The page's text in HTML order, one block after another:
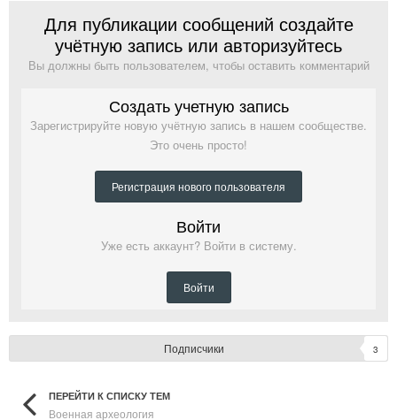
Для публикации сообщений создайте
учётную запись или авторизуйтесь
Вы должны быть пользователем, чтобы оставить комментарий
Создать учетную запись
Зарегистрируйте новую учётную запись в нашем сообществе.
Это очень просто!
Регистрация нового пользователя
Войти
Уже есть аккаунт? Войти в систему.
Войти
Подписчики 3
ПЕРЕЙТИ К СПИСКУ ТЕМ
Военная археология